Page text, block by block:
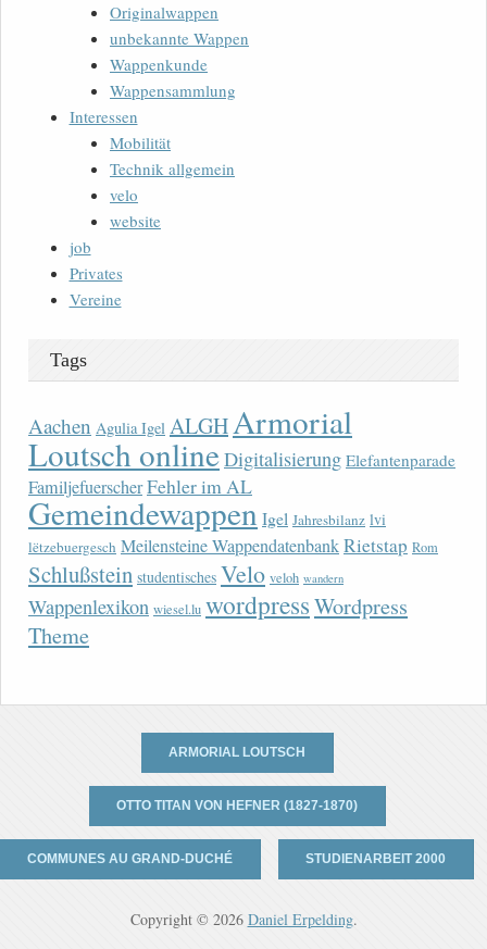
Originalwappen
unbekannte Wappen
Wappenkunde
Wappensammlung
Interessen
Mobilität
Technik allgemein
velo
website
job
Privates
Vereine
Tags
Aachen Agulia Igel ALGHArmorial
Loutsch onlineDigitalisierung Elefantenparade
FamiljefuerscherFehler im AL
Gemeindewappen Igel Jahresbilanz lvi
lëtzebuergesch Meilensteine WappendatenbankRietstap Rom
Schlußstein studentisches Velo veloh wandern
Wappenlexikon wiesel.lu wordpressWordpress
Theme
ARMORIAL LOUTSCH
OTTO TITAN VON HEFNER (1827-1870)
COMMUNES AU GRAND-DUCHÉ STUDIENARBEIT 2000
Copyright © 2026 Daniel Erpelding.